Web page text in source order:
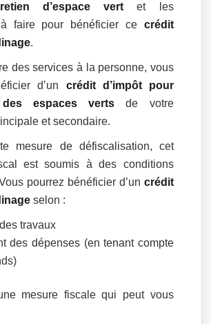
d’espace vert et les
à faire pour bénéficier ce crédit
.
des services à la personne, vous
d’un crédit d’impôt pour
des espaces verts de votre
et secondaire.
mesure de défiscalisation, cet
est soumis à des conditions
pourrez bénéficier d’un crédit
selon :
travaux
des dépenses (en tenant compte
mesure fiscale qui peut vous